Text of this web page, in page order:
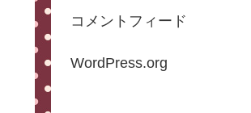
コメントフィード
WordPress.org